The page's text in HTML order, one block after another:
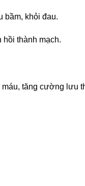
bầm, khỏi đau.
thành mạch.
tăng cường lưu